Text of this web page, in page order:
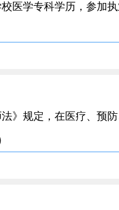
医学专科学历，参加
》规定，在医疗、预